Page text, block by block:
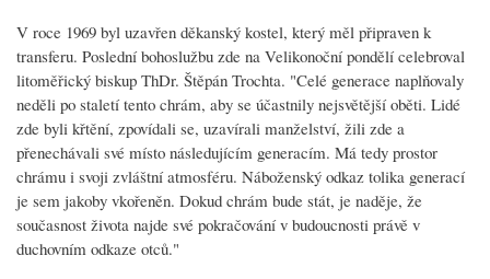
V roce 1969 byl uzavřen děkanský kostel, který měl připraven k
transferu. Poslední bohoslužbu zde na Velikonoční pondělí celebroval
litoměřický biskup ThDr. Štěpán Trochta. "Celé generace naplňovaly
neděli po staletí tento chrám, aby se účastnily nejsvětější oběti. Lidé
zde byli křtění, zpovídali se, uzavírali manželství, žili zde a
přenechávali své místo následujícím generacím. Má tedy prostor
chrámu i svoji zvláštní atmosféru. Náboženský odkaz tolika generací
je sem jakoby vkořeněn. Dokud chrám bude stát, je naděje, že
současnost života najde své pokračování v budoucnosti právě v
duchovním odkaze otců."